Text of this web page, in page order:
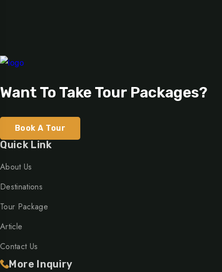
Want To Take Tour Packages?
Book A Tour
Quick Link
About Us
Destinations
Tour Package
Article
Contact Us
More Inquiry